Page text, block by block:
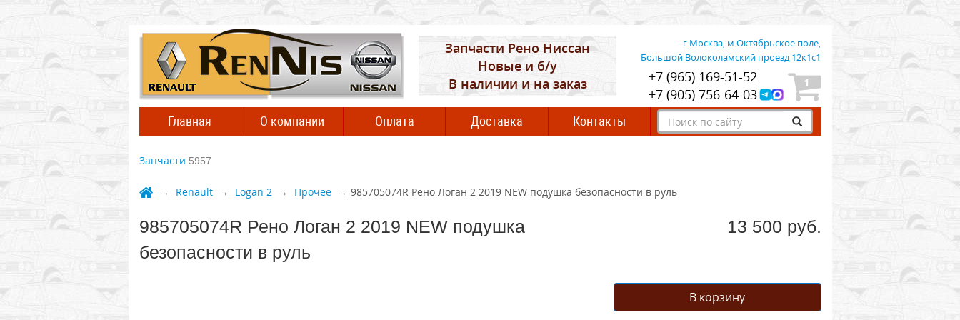
Запчасти Рено Ниссан
Новые и б/у
В наличии и на заказ
г.Москва, м.Октябрьское поле,
Большой Волоколамский проезд 12к1с1
+7 (965) 169-51-52
+7 (905) 756-64-03
1
Главная О компании Оплата Доставка Контакты
Запчасти 5957
Renault Logan 2 Прочее 985705074R Рено Логан 2 2019 NEW подушка безопасности в руль
985705074R Рено Логан 2 2019 NEW подушка
безопасности в руль
13 500 руб.
В корзину